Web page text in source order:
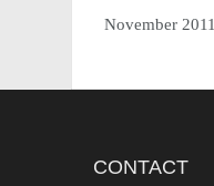
November 2011
CONTACT